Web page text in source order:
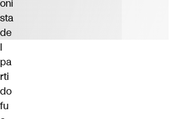
oni
sta
de
l
pa
rti
do
fu